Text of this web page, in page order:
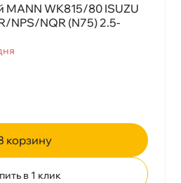
MANN WK815/80 ISUZU
NPS/NQR (N75) 2.5-
в 1 клик